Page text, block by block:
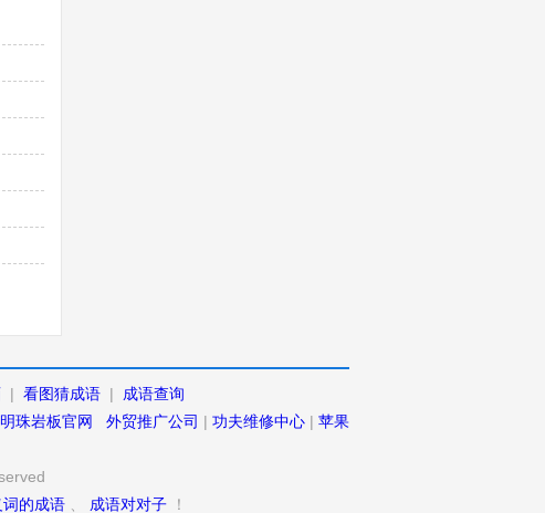
| 看图猜成语 |
成语查询
珠岩板官网 外贸推广公司 | 功夫维修中心 | 苹果
的成语 成语对对子 ！